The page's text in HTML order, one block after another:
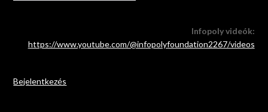
Infopoly videók:
https://www.youtube.com/@infopolyfoundation2267/videos
Bejelentkezés